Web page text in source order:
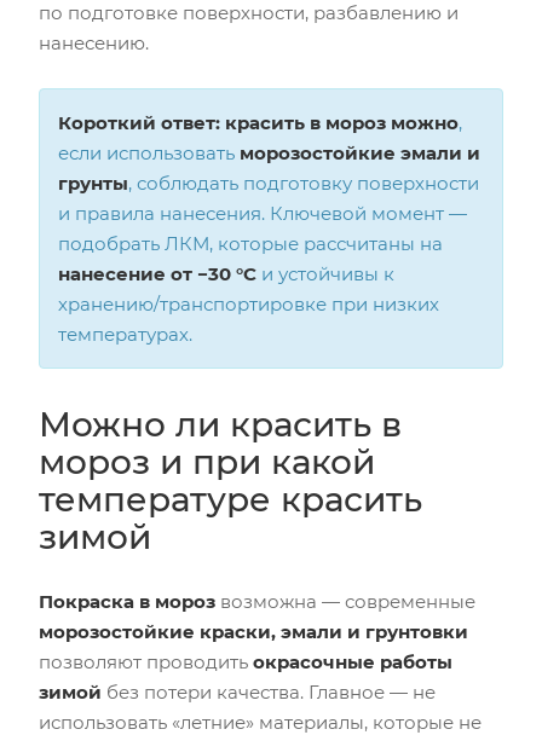
по подготовке поверхности, разбавлению и
нанесению.
Короткий ответ: красить в мороз можно,
если использовать морозостойкие эмали и
грунты, соблюдать подготовку поверхности
и правила нанесения. Ключевой момент —
подобрать ЛКМ, которые рассчитаны на
нанесение от −30 °C и устойчивы к
хранению/транспортировке при низких
температурах.
Можно ли красить в
мороз и при какой
температуре красить
зимой
Покраска в мороз возможна — современные
морозостойкие краски, эмали и грунтовки
позволяют проводить окрасочные работы
зимой без потери качества. Главное — не
использовать «летние» материалы, которые не